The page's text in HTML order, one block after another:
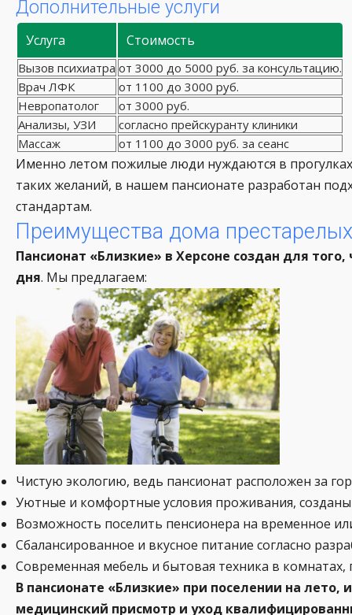
Дополнительные услуги
Услуга Стоимость
Вызов психиатра от 3000 до 5000 руб. за консультацию.
Врач ЛФК
от 1100 до 3000 руб.
Невропатолог
от 3000 руб.
Анализы, УЗИ
согласно прейскуранту клиники
Массаж
от 1100 до 3000 руб. за сеанс
Именно летом пожилые люди нуждаются в
таких желаний, в нашем пансионате разработан
стандартам.
Преимущества дома
Пансионат «Близкие» в Херсоне создан для
дня. Мы предлагаем:
Чистую экологию, ведь пансионат расположен за
Уютные и комфортные условия проживания,
Возможность поселить пенсионера на временное
Сбалансированное и вкусное питание согласно
Современная мебель и бытовая техника в комнатах,
В пансионате «Близкие» при поселении на
медицинский присмотр и уход